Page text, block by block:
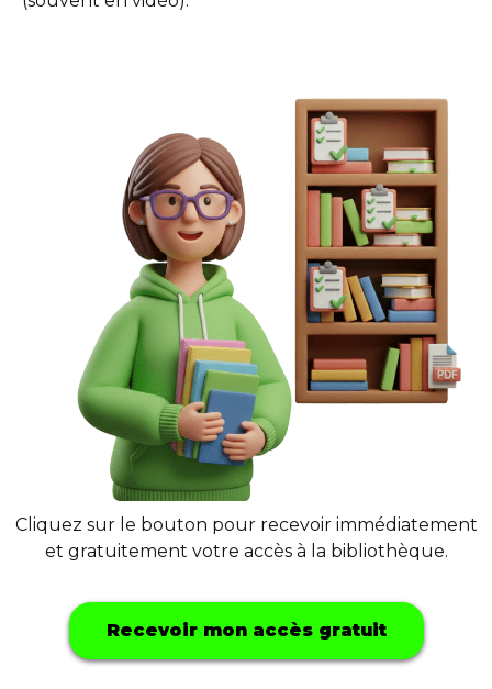
Cliquez sur le bouton pour recevoir immédiatement
et gratuitement votre accès à la bibliothèque.
Recevoir mon accès gratuit